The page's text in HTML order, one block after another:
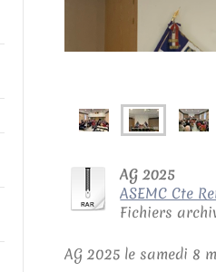
AG 2025
ASEMC Cte
Fichiers
AG 2025 le samedi 8